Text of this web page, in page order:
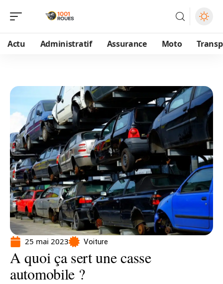
Actu Administratif Assurance Moto
25 mai 2023 Voiture
A quoi ça sert une casse
automobile ?